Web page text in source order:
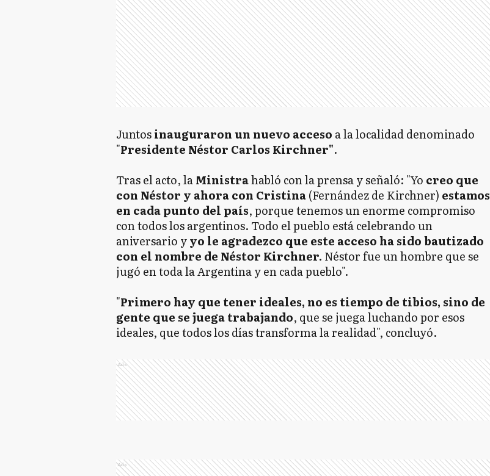
Juntosinauguraron un nuevo acceso a la localidad denominado
"Presidente Néstor Carlos Kirchner".
Tras el acto, laMinistrahabló con la prensa y señaló: "Yo creo que
con Néstor y ahora con Cristina(Fernández de Kirchner) estamos
en cada punto del país, porque tenemos un enorme compromiso
con todos los argentinos. Todo el pueblo está celebrando un
aniversario yyo le agradezco que este acceso ha sido bautizado
con el nombre de Néstor Kirchner. Néstor fue un hombre que se
jugó en toda la Argentina y en cada pueblo".
"Primero hay que tener ideales, no es tiempo de tibios, sino de
gente que se juega trabajando, que se juega luchando por esos
ideales, que todos los días transforma la realidad", concluyó.
Ads
Ads